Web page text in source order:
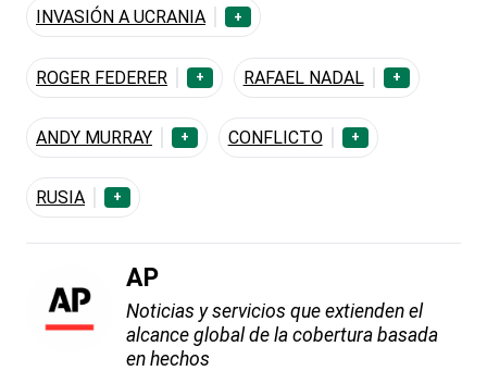
INVASIÓN A UCRANIA
+
ROGER FEDERER + RAFAEL NADAL +
ANDY MURRAY + CONFLICTO +
RUSIA +
AP
Noticias y servicios que extienden el
alcance global de la cobertura basada
en hechos